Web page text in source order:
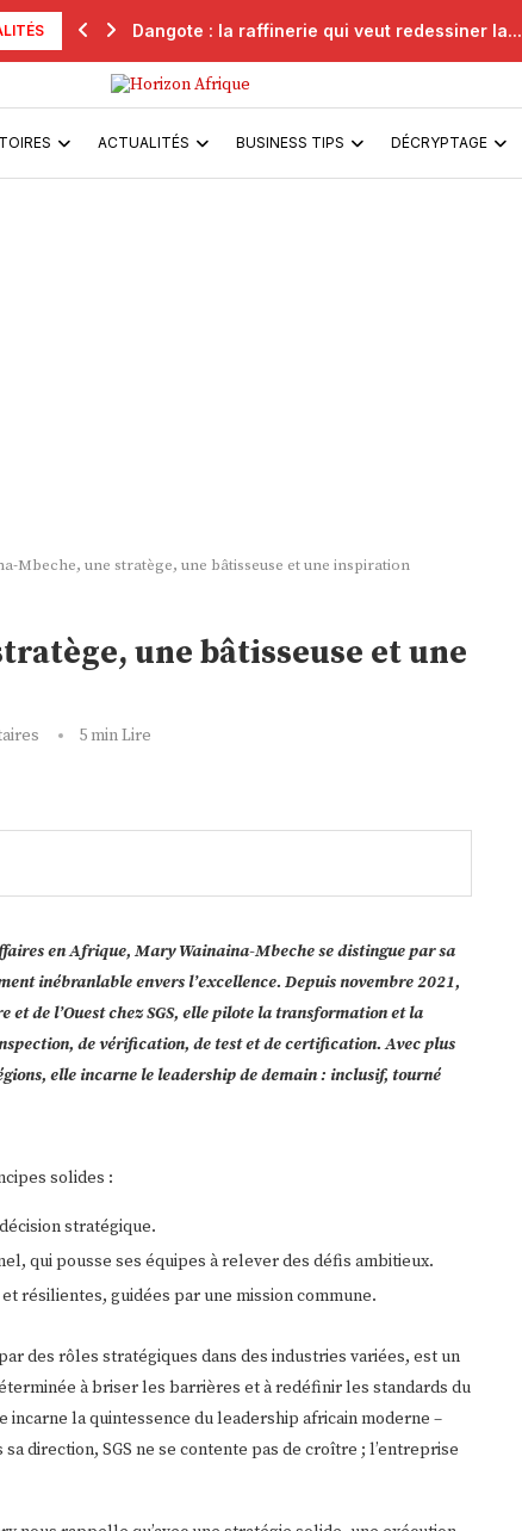
Dangote : la raffinerie qui veut redessiner la...
ACTUALITÉS BUSINESS TIPS DÉCRYPTAGE
Mbeche, une stratège, une bâtisseuse et une inspiration
une bâtisseuse et une
5 min Lire
en Afrique, Mary Wainaina-Mbeche se distingue par sa
inébranlable envers l’excellence. Depuis novembre 2021,
de l’Ouest chez SGS, elle pilote la transformation et la
de vérification, de test et de certification. Avec plus
elle incarne le leadership de demain : inclusif, tourné
solides :
stratégique.
qui pousse ses équipes à relever des défis ambitieux.
résilientes, guidées par une mission commune.
des rôles stratégiques dans des industries variées, est un
à briser les barrières et à redéfinir les standards du
la quintessence du leadership africain moderne –
direction, SGS ne se contente pas de croître ; l’entreprise